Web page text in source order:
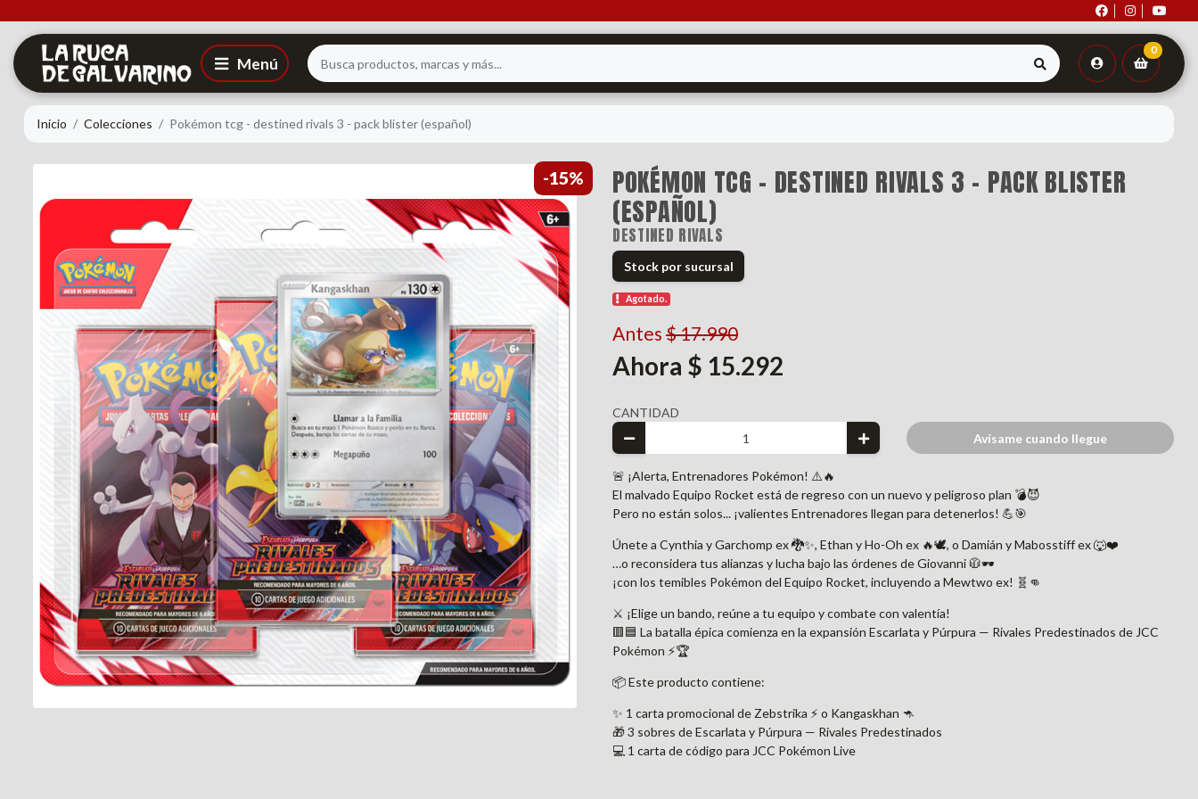
0
Inicio Colecciones Pokémon tcg - destined rivals 3 - pack blister (español)
-15% POKÉMON TCG - DESTINED RIVALS 3 - PACK BLISTER
(ESPAÑOL)
DESTINED RIVALS
Stock por sucursal
Agotado.
Antes $ 17.990
Ahora $ 15.292
CANTIDAD
Avísame cuando llegue
🚨 ¡Alerta, Entrenadores Pokémon! ⚠️🔥
El malvado Equipo Rocket está de regreso con un nuevo y peligroso plan 💣😈
Pero no están solos... ¡valientes Entrenadores llegan para detenerlos! 💪🎯
Únete a Cynthia y Garchomp ex 🐉✨, Ethan y Ho-Oh ex 🔥🕊️, o Damián y Mabosstiff ex 🐺❤️
…o reconsidera tus alianzas y lucha bajo las órdenes de Giovanni 🧥🕶️
¡con los temibles Pokémon del Equipo Rocket, incluyendo a Mewtwo ex! 🧬👊
⚔️ ¡Elige un bando, reúne a tu equipo y combate con valentía!
🟥🟦 La batalla épica comienza en la expansión Escarlata y Púrpura — Rivales Predestinados de JCC
Pokémon ⚡🏆
📦 Este producto contiene:
✨ 1 carta promocional de Zebstrika ⚡ o Kangaskhan 🦘
🎁 3 sobres de Escarlata y Púrpura — Rivales Predestinados
💻 1 carta de código para JCC Pokémon Live